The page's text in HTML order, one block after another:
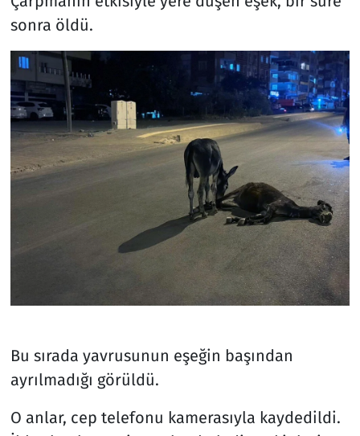
sonra öldü.
Bu sırada yavrusunun eşeğin başından
ayrılmadığı görüldü.
O anlar, cep telefonu kamerasıyla kaydedildi.
Televizyon